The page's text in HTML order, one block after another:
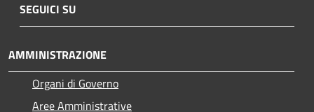
SEGUICI SU
AMMINISTRAZIONE
Organi di Governo
Aree Amministrative